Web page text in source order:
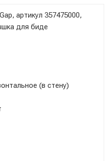
артикул 357475000,
для биде
(в стену)